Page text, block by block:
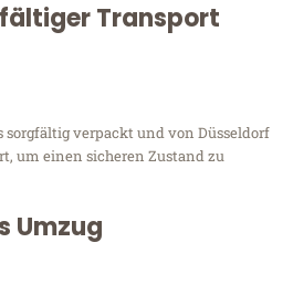
Transport
verpackt und von Düsseldorf
um einen sicheren Zustand zu
Umzug